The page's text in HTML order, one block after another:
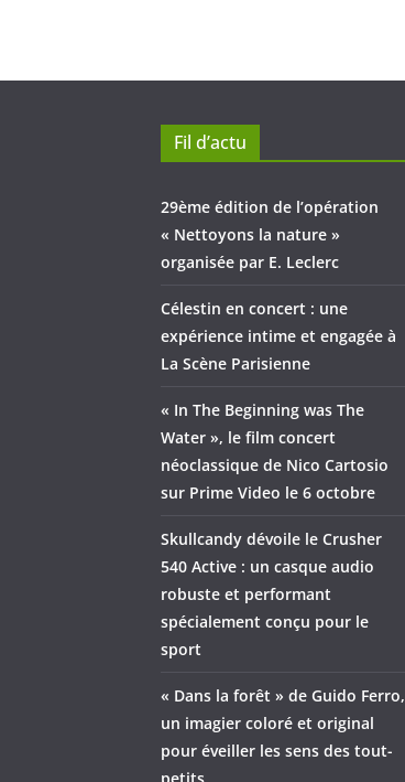
Fil d’actu
29ème édition de l’opération
« Nettoyons la nature »
organisée par E. Leclerc
Célestin en concert : une
expérience intime et engagée à
La Scène Parisienne
« In The Beginning was The
Water », le film concert
néoclassique de Nico Cartosio
sur Prime Video le 6 octobre
Skullcandy dévoile le Crusher
540 Active : un casque audio
robuste et performant
spécialement conçu pour le
sport
« Dans la forêt » de Guido Ferro,
un imagier coloré et original
pour éveiller les sens des tout-